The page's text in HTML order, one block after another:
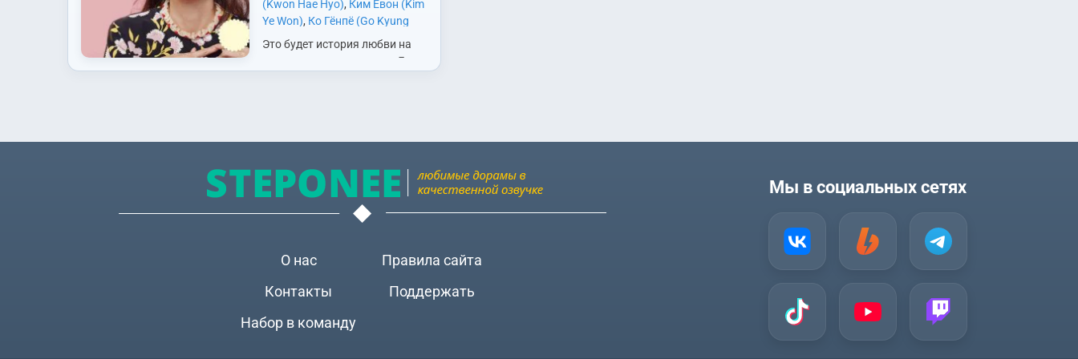
(Kwon Hae Hyo), Ким Евон (Kim
Ye Won), Ко Гёнпё (Go Kyung
Pyo) , Кон Хёджин (Gong Hyo
Ли Мисук (Lee Mi Sook)
Сонджэ (Lee Sung Jae),Мун
Это будет история любви на
территории телестанции. Ли
ветеран своего цеха, который
О нас
Контакты
Набор в команду
Правила сайта
Поддержать
Мы в социальных сетях